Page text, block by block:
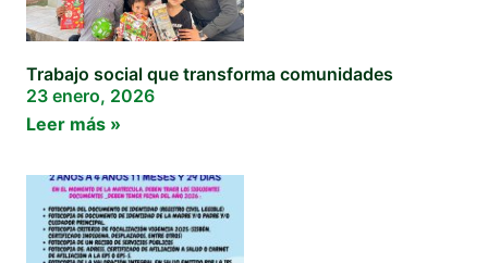
Trabajo social que transforma comunidades
23 enero, 2026
Leer más »